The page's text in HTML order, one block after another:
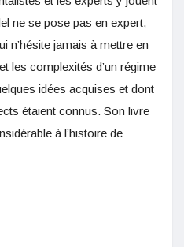
ne se pose pas en expert,
n’hésite jamais à mettre en
les complexités d’un régime
idées acquises et dont
étaient connus. Son livre
à l’histoire de